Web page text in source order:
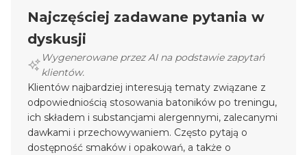
Najczęściej zadawane pytania w
dyskusji
Wygenerowane przez AI na podstawie zapytań
klientów.
Klientów najbardziej interesują tematy związane z
odpowiedniością stosowania batoników po treningu,
ich składem i substancjami alergennymi, zalecanymi
dawkami i przechowywaniem. Często pytają o
dostępność smaków i opakowań, a także o